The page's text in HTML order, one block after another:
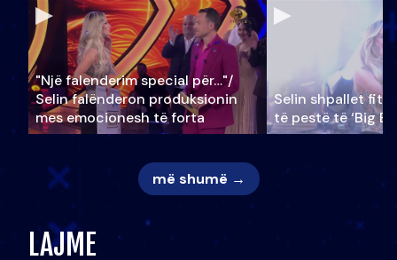
"Një falenderim special për…"/
Selin falënderon produksionin
mes emocionesh të forta
Selin shpallet
të pestë të ‘Big
më shumë →
LAJME